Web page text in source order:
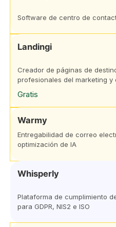
Software de centro de
Landingi
Creador de páginas de
profesionales del marketing y
Gratis
Warmy
Entregabilidad de correo
optimización de IA
Whisperly
Plataforma de cumplimiento
para GDPR, NIS2 e ISO